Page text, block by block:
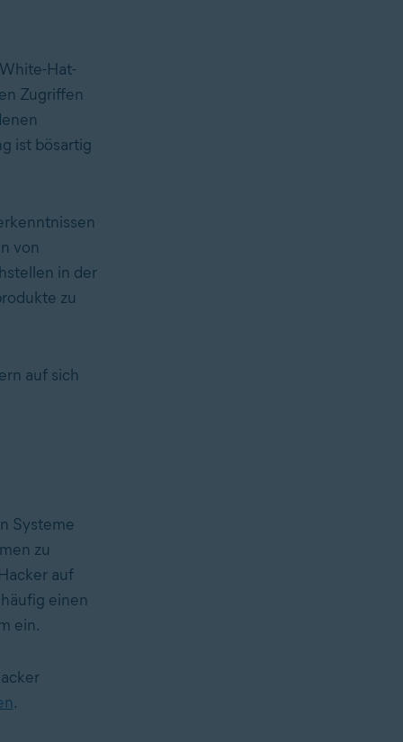
Hat-
Zugriffen
ist bösartig
von
in der
zu
auf sich
Systeme
zu
auf
einen
ein.
.